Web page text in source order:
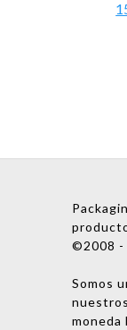
©2008 -
Somos
moneda